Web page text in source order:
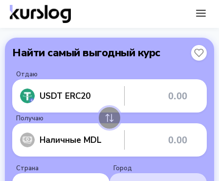
Найти самый выгодный курс
Отдаю
USDT ERC20
Получаю
Наличные MDL
Страна Город